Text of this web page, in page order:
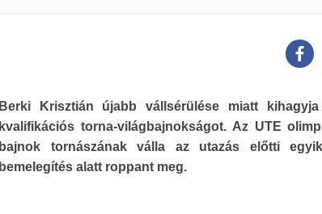
Berki Krisztián újabb vállsérülése miatt
kvalifikációs torna-világbajnokságot. Az UTE
bajnok tornászának válla az utazás előtti
bemelegítés alatt roppant meg.